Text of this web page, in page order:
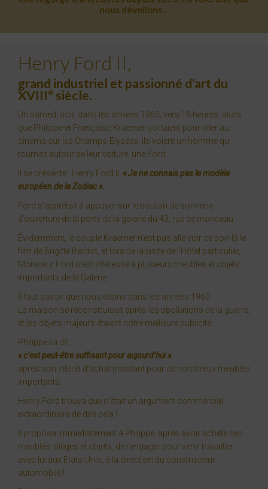
nous dévoilons…
Henry Ford II,
grand industriel et passionné d’art du
XVIIIe siècle.
Un samedi soir, dans les années 1960, vers 18 heures, alors
que Philippe et Françoise Kraemer sortaient pour aller au
cinéma sur les Champs-Élysées, ils voient un homme qui
tournait autour de leur voiture, une Ford.
Il se présente : Henry Ford II. « Je ne connais pas le modèle
européen de la Zodiac ».
Ford s’apprêtait à appuyer sur le bouton de sonnerie
d’ouverture de la porte de la galerie du 43, rue de monceau.
Évidemment, le couple Kraemer n’est pas allé voir ce soir-là le
film de Brigitte Bardot, et lors de la visite de l’Hôtel particulier,
Monsieur Ford s’est intéressé à plusieurs meubles et objets
importants de la Galerie.
Il faut savoir que nous étions dans les années 1960 :
La maison se reconstruisait après les spoliations de la guerre,
et les objets majeurs étaient notre meilleure publicité.
Philippe lui dit :
« c’est peut-être suffisant pour aujourd’hui »,
après son intérêt d’achat insistant pour de nombreux meubles
importants.
Henry Ford trouva que c’était un argument commercial
extraordinaire de dire cela !
Il proposa immédiatement à Philippe, après avoir acheté ces
meubles, sièges et objets, de l’engager pour venir travailler
avec lui aux États-Unis, à la direction du constructeur
automobile !